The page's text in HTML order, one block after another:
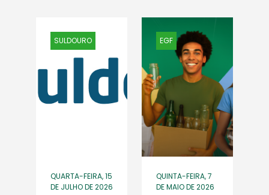
SULDOURO
QUARTA-FEIRA, 15
DE JULHO DE 2026
EGF
QUINTA-FEIRA, 7
DE MAIO DE 2026